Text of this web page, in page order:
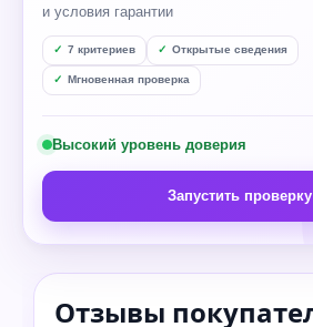
и условия гарантии
7 критериев Открытые сведения
Мгновенная проверка
Высокий уровень доверия
Запустить проверку